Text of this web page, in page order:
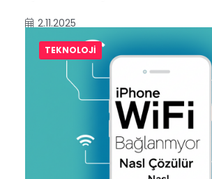
2.11.2025
TEKNOLOJI